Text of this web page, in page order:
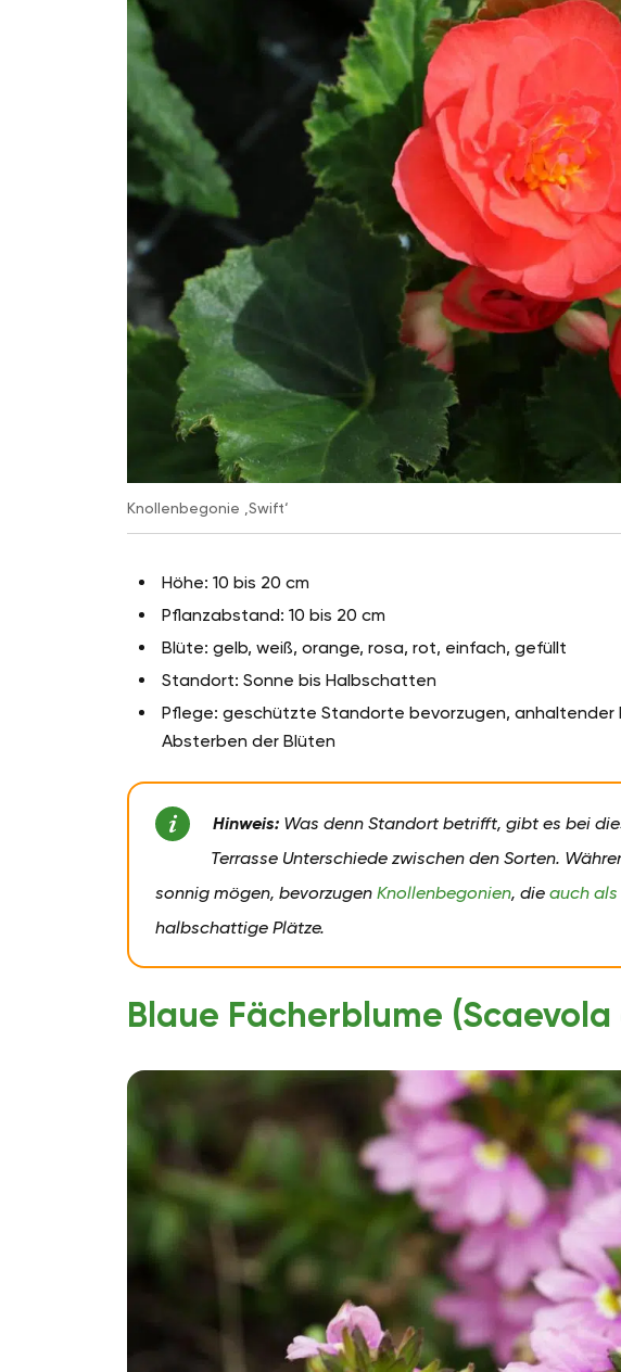
Knollenbegonie ‚Swift‘
Höhe: 10 bis 20 cm
Pflanzabstand: 10 bis 20 cm
Blüte: gelb, weiß, orange, rosa, rot, einfach, gefüllt
Standort: Sonne bis Halbschatten
Pflege: geschützte Standorte bevorzugen, anhaltender
Absterben der Blüten
Hinweis:Was denn Standort betrifft, gibt es bei
Terrasse Unterschiede zwischen den Sorten.
sonnig mögen, bevorzugen Knollenbegonien, die auch
halbschattige Plätze.
Blaue Fächerblume